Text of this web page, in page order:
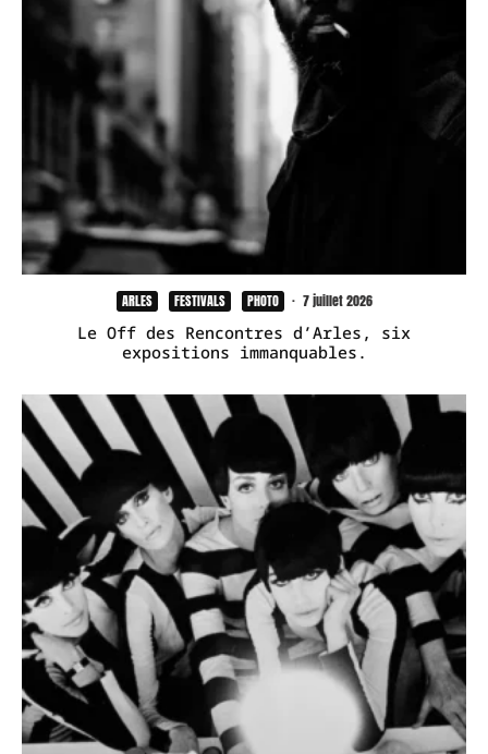
ARLES FESTIVALS PHOTO · 7 juillet 2026
Le Off des Rencontres d’Arles, six
expositions immanquables.